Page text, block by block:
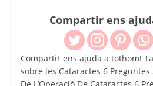
Compartir ens
Compartir ens ajuda a tothom!
sobre les Cataractes 6